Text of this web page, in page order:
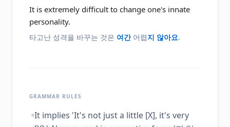
It is extremely difficult to change one's innate
personality.
타고난 성격을 바꾸는 것은 여간어렵지 않아요.
GRAMMAR RULES
It implies 'It's not just a little [X], it's very